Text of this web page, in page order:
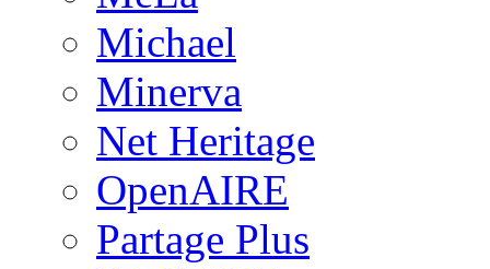
Michael
Minerva
Net Heritage
OpenAIRE
Partage Plus